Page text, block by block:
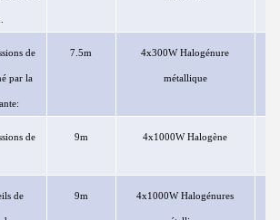
de
par la
7.5m 4x300W Halogénure
métallique
de 9m 4x1000W Halogène
de 9m 4x1000W Halogénures